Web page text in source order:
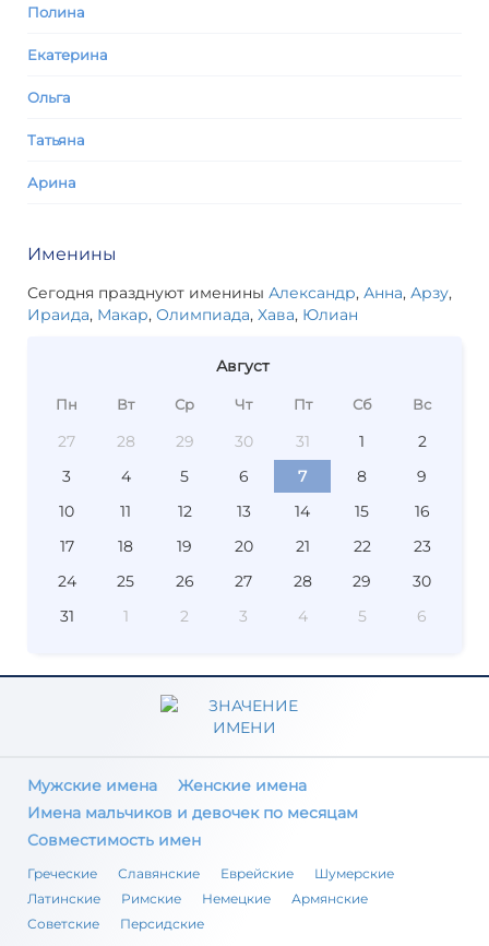
Полина
Екатерина
Ольга
Татьяна
Арина
Именины
Сегодня празднуют именины Александр, Анна, Арзу,
Ираида, Макар, Олимпиада, Хава, Юлиан
Август
Пн Вт Ср Чт Пт Сб Вс
27 28 29 30 31 1
2
3
4 5 6 7 8
9
10
11 12 13 14 15
16
17
18 19 20 21 22
23
24
25 26 27 28 29
30
31
1 2 3 4 5 6
Мужские имена
Женские имена
Имена мальчиков и девочек по месяцам
Совместимость имен
Греческие Славянские Еврейские
Шумерские
Латинские
Римские Немецкие
Армянские
Советские
Персидские